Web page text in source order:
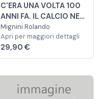
C'ERA UNA VOLTA 100
ANNI FA. IL CALCIO NEL
LAZIO FRA LE DUE
GUERRE 1909-1947
Mignini Rolando
Apri per maggiori dettagli
29,90 €